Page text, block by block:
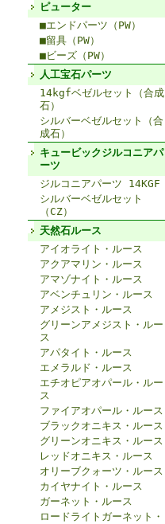
ピューター
■エンドパーツ（PW）
■留具（PW）
■ビーズ（PW）
人工宝石パーツ
14kgfベゼルセット（合成
石）
シルバーベゼルセット（合
成石）
キュービックジルコニアパ
ーツ
ジルコニアパーツ 14KGF
シルバーベゼルセット
（CZ）
天然石ルース
アイオライト・ルース
アクアマリン・ルース
アマゾナイト・ルース
アベンチュリン・ルース
アメジスト・ルース
グリーンアメジスト・ルー
ス
アパタイト・ルース
エメラルド・ルース
エチオピアオパール・ルー
ス
ファイアオパール・ルース
ブラックオニキス・ルース
グリーンオニキス・ルース
レッドオニキス・ルース
オリーブクォーツ・ルース
カイヤナイト・ルース
ガーネット・ルース
ロードライトガーネット・